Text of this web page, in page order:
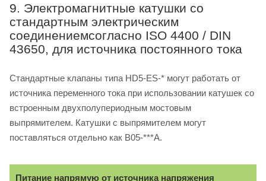
9. Электромагнитные катушки со
стандартным электрическим
соединениемсогласно ISO 4400 / DIN
43650, для источника постоянного тока
Стандартные клапаны типа HD5-ES-* могут работать от
источника переменного тока при использовании катушек со
встроенным двухполупериодным мостовым
выпрямителем. Катушки с выпрямителем могут
поставляться отдельно как B05-***A.
Питание напрямую от источника напряжения